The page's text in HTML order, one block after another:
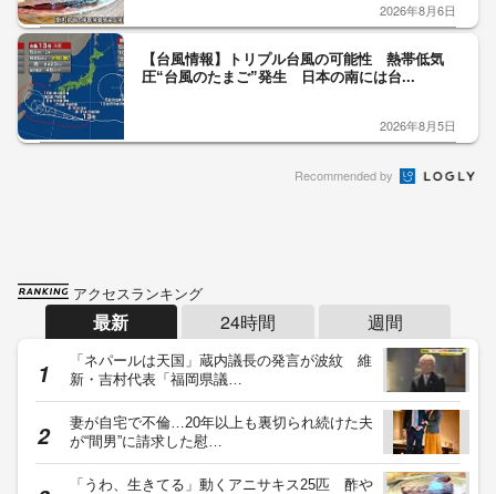
2026年8月6日
【台風情報】トリプル台風の可能性 熱帯低気
圧“台風のたまご”発生 日本の南には台...
2026年8月5日
Recommended by
アクセスランキング
最新 24時間 週間
「ネパールは天国」蔵内議長の発言が波紋 維
新・吉村代表「福岡県議…
妻が自宅で不倫…20年以上も裏切られ続けた夫
が“間男”に請求した慰…
「うわ、生きてる」動くアニサキス25匹 酢や